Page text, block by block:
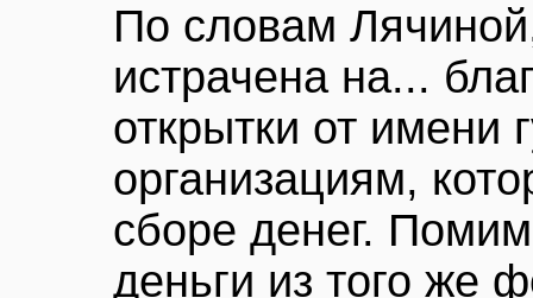
По словам
истрачена на...
открытки от имени
организациям,
сборе денег.
деньги из того же